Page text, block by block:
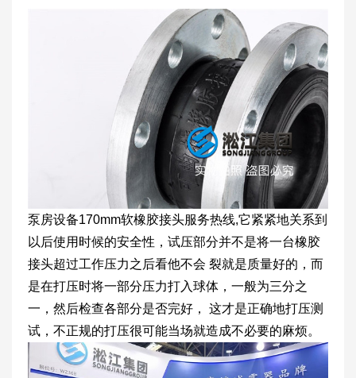
泵房设备170mm软橡胶接头服务热线,它紧紧地关系到
以后使用时候的安全性，试压部分并不是将一台橡胶
接头超过工作压力之后看他不会 裂就是质量好的，而
是在打压时将一部分压力打入球体，一般为三分之
一，然后检查各部分是否完好， 这才是正确地打压测
试，不正规的打压很可能当场就造成不必要的麻烦。